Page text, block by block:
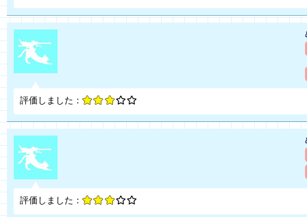
評価しました：
評価しました：